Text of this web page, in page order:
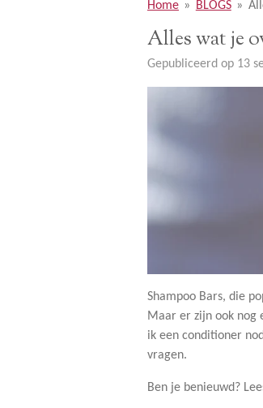
Home » BLOGS »
Alles wat je
Gepubliceerd op 13
Shampoo Bars, die
Maar er zijn ook nog
ik een conditioner
vragen.
Ben je benieuwd?